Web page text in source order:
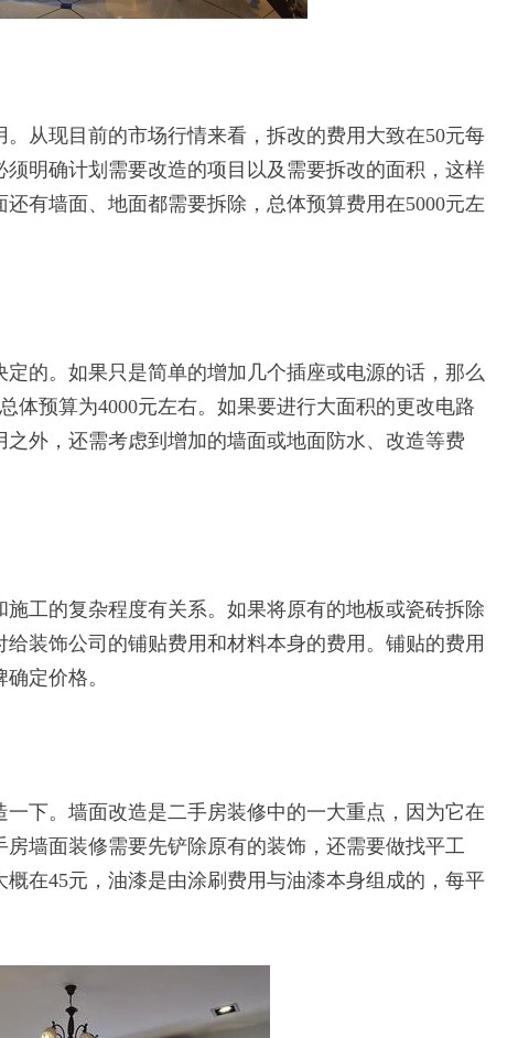
现目前的市场行情来看，拆改的费用大致在50元每
明确计划需要改造的项目以及需要拆改的面积，这样
有墙面、地面都需要拆除，总体预算费用在5000元左
。如果只是简单的增加几个插座或电源的话，那么
体预算为4000元左右。如果要进行大面积的更改电路
外，还需考虑到增加的墙面或地面防水、改造等费
的复杂程度有关系。如果将原有的地板或瓷砖拆除
装饰公司的铺贴费用和材料本身的费用。铺贴的费用
定价格。
。墙面改造是二手房装修中的一大重点，因为它在
墙面装修需要先铲除原有的装饰，还需要做找平工
在45元，油漆是由涂刷费用与油漆本身组成的，每平